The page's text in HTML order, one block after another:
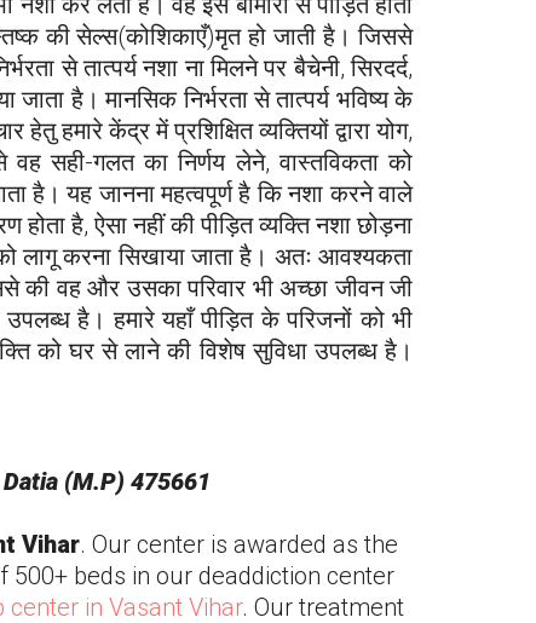
की सेल्स(कोशिकाएँ)मृत हो जाती है। जिससे
से तात्पर्य नशा ना मिलने पर बैचेनी, सिरदर्द,
है। मानसिक निर्भरता से तात्पर्य भविष्य के
केंद्र में प्रशिक्षित व्यक्तियों द्वारा योग,
वह सही-गलत का निर्णय लेने, वास्तविकता को
है। यह जानना महत्वपूर्ण है कि नशा करने वाले
है, ऐसा नहीं की पीड़ित व्यक्ति नशा छोड़ना
लागू करना सिखाया जाता है। अतः आवश्यकता
की वह और उसका परिवार भी अच्छा जीवन जी
है। हमारे यहाँ पीड़ित के परिजनों को भी
को घर से लाने की विशेष सुविधा उपलब्ध है।
(M.P) 475661
Vihar. Our center is awarded as the
beds in our deaddiction center
center in Vasant Vihar. Our treatment